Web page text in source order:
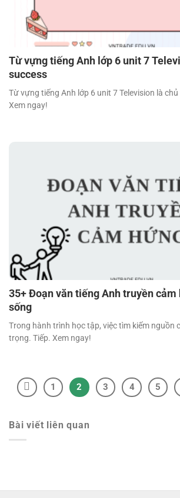
Từ vựng tiếng Anh lớp 6 unit 7
success
Từ vựng tiếng Anh lớp 6 unit 7 Television là
Xem ngay!
35+ Đoạn văn tiếng Anh truyền cảm
sống
Trong hành trình học tập, việc tìm kiếm nguồn
trọng. Tiếp. Xem ngay!
1 2 3 4 5
Bài viết liên quan